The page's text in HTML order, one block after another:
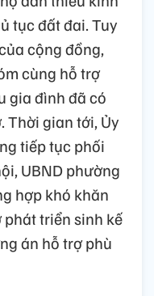
tục đất đai. Tuy
cộng đồng,
cùng hỗ trợ
gia đình đã có
Thời gian tới, Ủy
tiếp tục phối
UBND phường
hợp khó khăn
triển sinh kế
án hỗ trợ phù